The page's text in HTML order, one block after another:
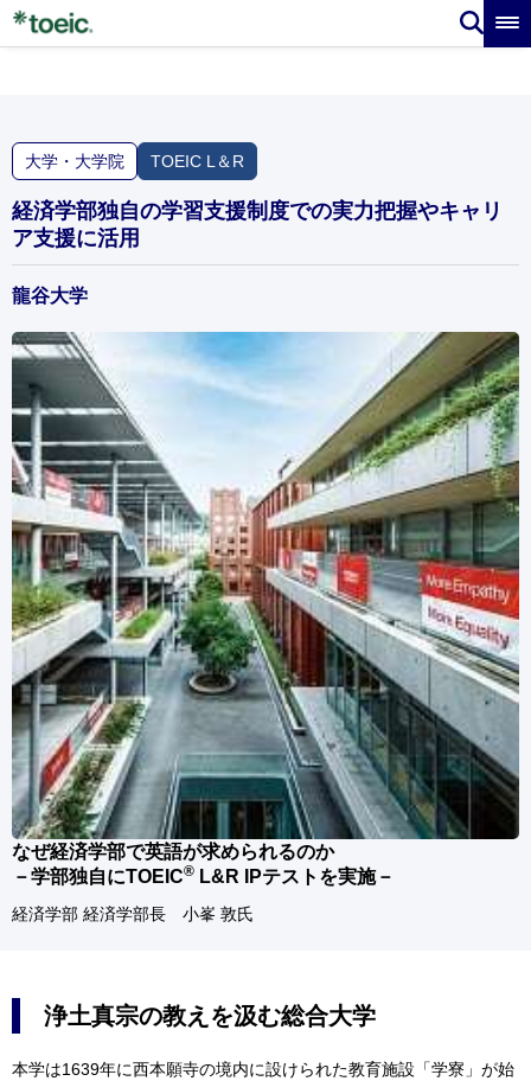
大学・大学院 TOEIC L＆R
経済学部独自の学習支援制度での実力把握やキャリ
ア支援に活用
龍谷大学
なぜ経済学部で英語が求められるのか
－学部独自にTOEIC® L&R IPテストを実施－
経済学部 経済学部長 小峯 敦氏
浄土真宗の教えを汲む総合大学
本学は1639年に西本願寺の境内に設けられた教育施設「学寮」が始